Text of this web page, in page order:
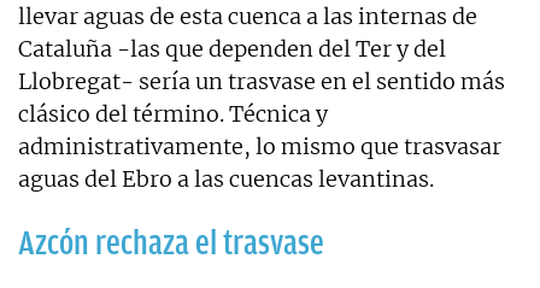
llevar aguas de esta cuenca a las internas de
Cataluña -las que dependen del Ter y del
Llobregat- sería un trasvase en el sentido más
clásico del término. Técnica y
administrativamente, lo mismo que trasvasar
aguas del Ebro a las cuencas levantinas.
Azcón rechaza el trasvase